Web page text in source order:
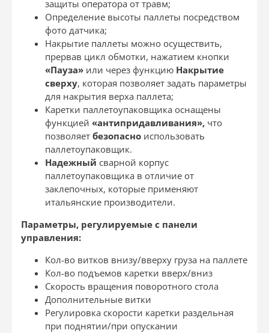
защиты оператора от травм;
Определение высоты паллеты посредством
фото датчика;
Накрытие паллеты можно осуществить,
прервав цикл обмотки, нажатием кнопки
«Пауза» или через функцию Накрытие
сверху, которая позволяет задать параметры
для накрытия верха паллета;
Каретки паллетоупаковщика оснащены
функцией «антипридавливания», что
позволяет безопасно использовать
паллетоупаковщик.
Надежный сварной корпус
паллетоупаковщика в отличие от
заклепочных, которые применяют
итальянские производители.
Параметры, регулируемые с панели
управления:
Кол-во витков внизу/вверху груза на паллете
Кол-во подъемов каретки вверх/вниз
Скорость вращения поворотного стола
Дополнительные витки
Регулировка скорости каретки раздельная
при поднятии/при опускании